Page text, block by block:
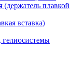
(держатель плавкой
вставка)
гелиосистемы